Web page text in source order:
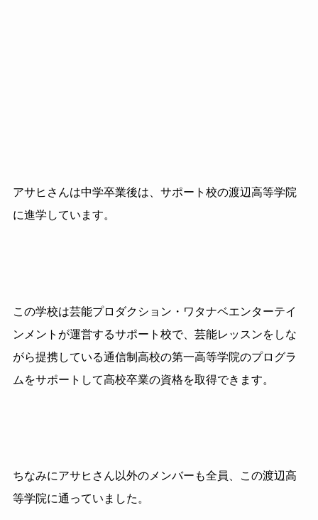
アサヒさんは中学卒業後は、サポート校の渡辺高等学院
に進学しています。
この学校は芸能プロダクション・ワタナベエンターテイ
ンメントが運営するサポート校で、芸能レッスンをしな
がら提携している通信制高校の第一高等学院のプログラ
ムをサポートして高校卒業の資格を取得できます。
ちなみにアサヒさん以外のメンバーも全員、この渡辺高
等学院に通っていました。